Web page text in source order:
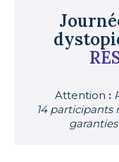
Attention :
14 participants